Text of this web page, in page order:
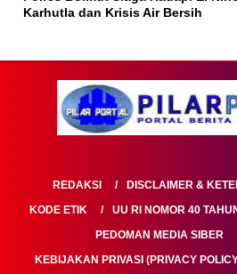
Karhutla dan Krisis Air Bersih
REDAKSI
DISCLAIMER &
KODE ETIK
UU RI NOMOR 40
PEDOMAN MEDIA SIBER
KEBIJAKAN PRIVASI (PRIVACY